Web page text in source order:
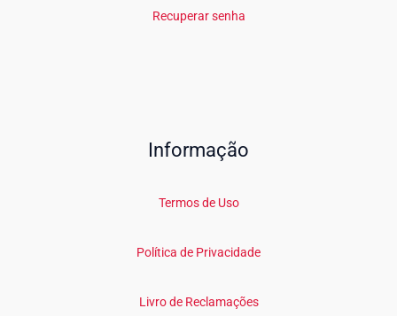
Recuperar senha
Informação
Termos de Uso
Política de Privacidade
Livro de Reclamações